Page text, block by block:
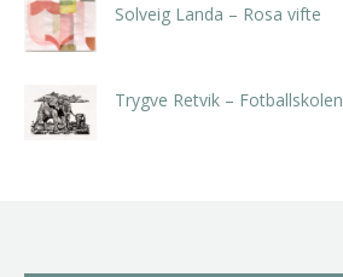
Solveig Landa – Rosa vifte
Trygve Retvik – Fotballskolen